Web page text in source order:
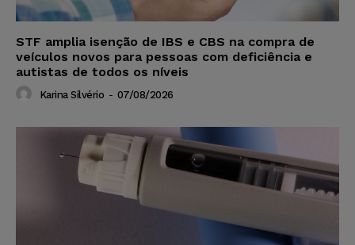
STF amplia isenção de IBS e CBS na compra de
veículos novos para pessoas com deficiência e
autistas de todos os níveis
Karina Silvério - 07/08/2026